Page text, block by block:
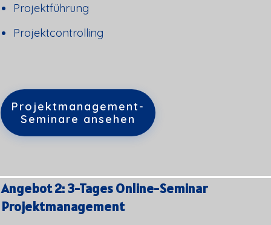
Projektführung
Projektcontrolling
Projektmanagement-
Seminare ansehen
Angebot 2: 3-Tages Online-Seminar
Projektmanagement